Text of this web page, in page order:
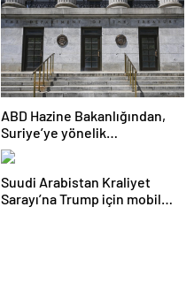
ABD Hazine Bakanlığından,
Suriye’ye yönelik
yaptırımların hafifletilmesi
için adım
Suudi Arabistan Kraliyet
Sarayı’na Trump için mobil